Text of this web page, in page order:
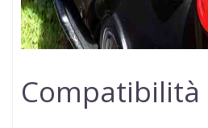
Compatibilità